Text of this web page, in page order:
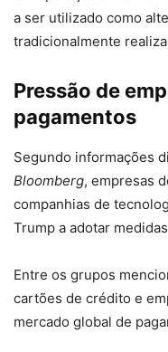
a ser utilizado como
tradicionalmente
Pressão de
pagamentos
Segundo informações
Bloomberg, empresas
companhias de
Trump a adotar
Entre os grupos
cartões de crédito e
mercado global de